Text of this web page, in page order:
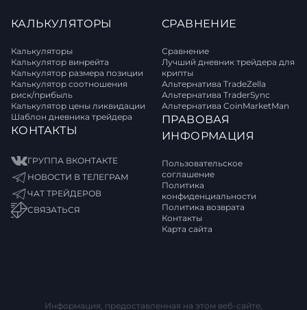
КАЛЬКУЛЯТОРЫ
Калькуляторы
Калькулятор винрейта
Калькулятор размера позиции
Калькулятор соотношения
риск/прибыль
Калькулятор цены ликвидации
Шаблон дневника трейдера
КОНТАКТЫ
ГРУППА ВКОНТАКТЕ
НОВОСТИ В ТЕЛЕГРАМ
ЧАТ ТРЕЙДЕРОВ
СВЯЗАТЬСЯ
СРАВНЕНИЕ
Сравнение
Лучший дневник трейдера для
крипты
Альтернатива TradeZella
Альтернатива TraderSync
Альтернатива CoinMarketMan
ПРАВОВАЯ
ИНФОРМАЦИЯ
Пользовательское
соглашение
Политика
конфиденциальности
Политика возврата
Контакты
Карта сайта
Информация, предоставленная на этом веб-сайте,